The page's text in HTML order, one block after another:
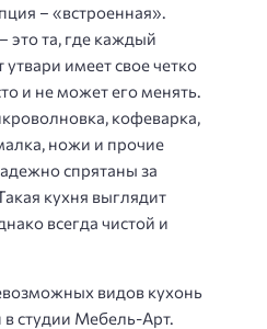
– «встроенная».
это та, где каждый
имеет свое четко
и не может его менять.
кофеварка,
ножи и прочие
спрятаны за
кухня выглядит
всегда чистой и
видов кухонь
в студии Мебель-Арт.